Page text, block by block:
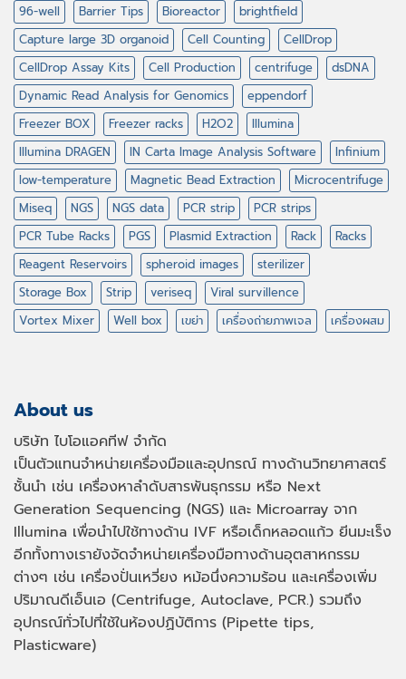
96-well Barrier Tips Bioreactor
brightfield
Capture large 3D organoid
Cell Counting
CellDrop
CellDrop Assay Kits
Cell Production centrifuge
dsDNA
Dynamic Read Analysis for Genomics
eppendorf
Freezer BOX
Freezer racks H2O2
Illumina
Illumina DRAGEN
IN Carta Image Analysis Software
Infinium
low-temperature
Magnetic Bead Extraction
Microcentrifuge
Miseq
NGS NGS data PCR strip
PCR strips
PCR Tube Racks
PGS Plasmid Extraction Rack
Racks
Reagent Reservoirs
spheroid images
sterilizer
Storage Box
Strip veriseq
Viral survillence
Vortex Mixer
Well box เขย่า เครื่องถ่ายภาพเจล เครื่องผสม
About us
บริษัท ไบโอแอคทีฟ จำกัด
เป็นตัวแทนจำหน่ายเครื่องมือและอุปกรณ์ ทางด้านวิทยาศาสตร์
ชั้นนำ เช่น เครื่องหาลำดับสารพันธุกรรม หรือ Next
Generation Sequencing (NGS) และ Microarray จาก
Illumina เพื่อนำไปใช้ทางด้าน IVF หรือเด็กหลอดแก้ว ยีนมะเร็ง
อีกทั้งทางเรายังจัดจำหน่ายเครื่องมือทางด้านอุตสาหกรรม
ต่างๆ เช่น เครื่องปั่นเหวี่ยง หม้อนึ่งความร้อน และเครื่องเพิ่ม
ปริมาณดีเอ็นเอ (Centrifuge, Autoclave, PCR.) รวมถึง
อุปกรณ์ทั่วไปที่ใช้ในห้องปฏิบัติการ (Pipette tips,
Plasticware)